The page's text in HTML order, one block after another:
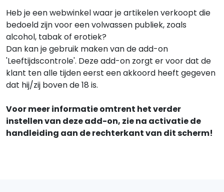
Heb je een webwinkel waar je artikelen verkoopt die
bedoeld zijn voor een volwassen publiek, zoals
alcohol, tabak of erotiek?
Dan kan je gebruik maken van de add-on
'Leeftijdscontrole'. Deze add-on zorgt er voor dat de
klant ten alle tijden eerst een akkoord heeft gegeven
dat hij/zij boven de 18 is.
Voor meer informatie omtrent het verder
instellen van deze add-on, zie na activatie de
handleiding aan de rechterkant van dit scherm!